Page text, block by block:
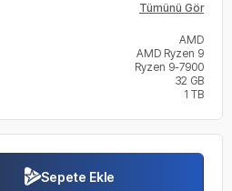
Tümünü Gör
AMD
AMD Ryzen 9
Ryzen 9-7900
32 GB
1 TB
Sepete Ekle